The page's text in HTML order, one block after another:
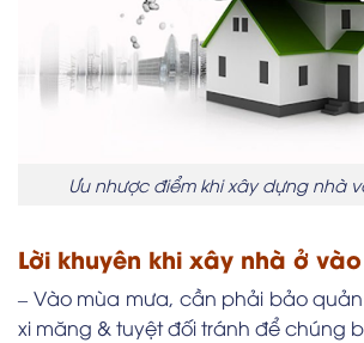
Ưu nhược điểm khi xây dựng nhà
Lời khuyên khi xây nhà ở
– Vào mùa mưa, cần phải bảo
xi măng & tuyệt đối tránh để chúng